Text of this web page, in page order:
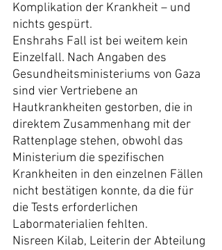
Komplikation der Krankheit – und
nichts gespürt.
Enshrahs Fall ist bei weitem kein
Einzelfall. Nach Angaben des
Gesundheitsministeriums von Gaza
sind vier Vertriebene an
Hautkrankheiten gestorben, die in
direktem Zusammenhang mit der
Rattenplage stehen, obwohl das
Ministerium die spezifischen
Krankheiten in den einzelnen Fällen
nicht bestätigen konnte, da die für
die Tests erforderlichen
Labormaterialien fehlten.
Nisreen Kilab, Leiterin der Abteilung